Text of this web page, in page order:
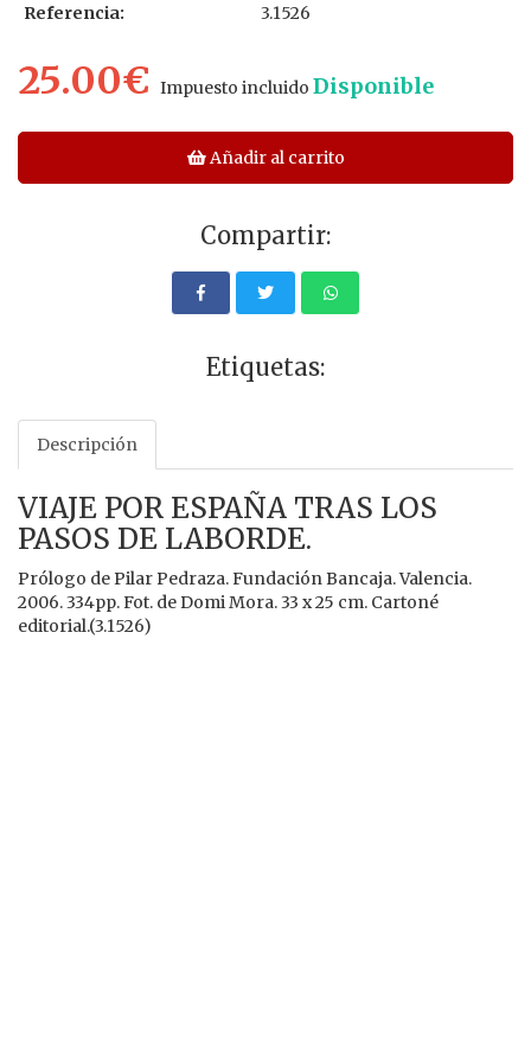
Referencia: 3.1526
25.00€ Impuesto incluido Disponible
Añadir al carrito
Compartir:
Etiquetas:
Descripción
VIAJE POR ESPAÑA TRAS LOS
PASOS DE LABORDE.
Prólogo de Pilar Pedraza. Fundación Bancaja. Valencia.
2006. 334pp. Fot. de Domi Mora. 33 x 25 cm. Cartoné
editorial.(3.1526)